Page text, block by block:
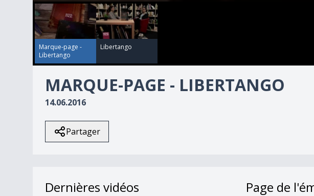
0
seconds
of
2
minutes,
41
secondsVolume
90%
Marque-page -
Libertango
Libertango
MARQUE-PAGE - LIBERTANGO
14.06.2016
Partager
Dernières vidéos Page de